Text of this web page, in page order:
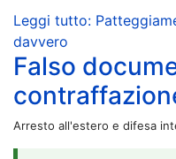
Leggi tutto:
davvero
Falso
Arresto all'estero e difesa